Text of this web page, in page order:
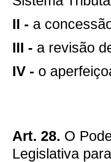
II - a
III - a revisão
IV - o
Art. 28. O
Legislativa